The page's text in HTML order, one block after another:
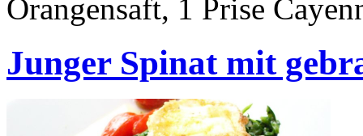
Orangensaft, 1 Prise
Junger Spinat mit